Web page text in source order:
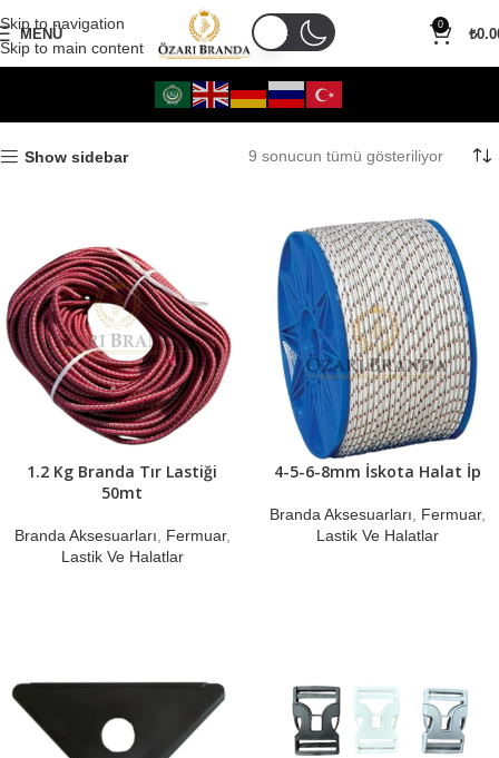
Skip to navigation
Skip to main content
MENÜ
0
₺
Show sidebar 9 sonucun tümü gösteriliyor
1.2 Kg Branda Tır Lastiği
50mt
Branda Aksesuarları Fermuar,
Lastik Ve Halatlar
4-5-6-8mm İskota Halat İp
Branda Aksesuarları Fermuar,
Lastik Ve Halatlar